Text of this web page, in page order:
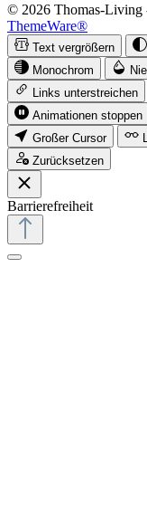
© 2026 Thomas-Living
ThemeWare®
Text vergrößern
Monochrom
Links unterstreichen
Animationen stoppen
Großer Cursor
Zurücksetzen
Barrierefreiheit